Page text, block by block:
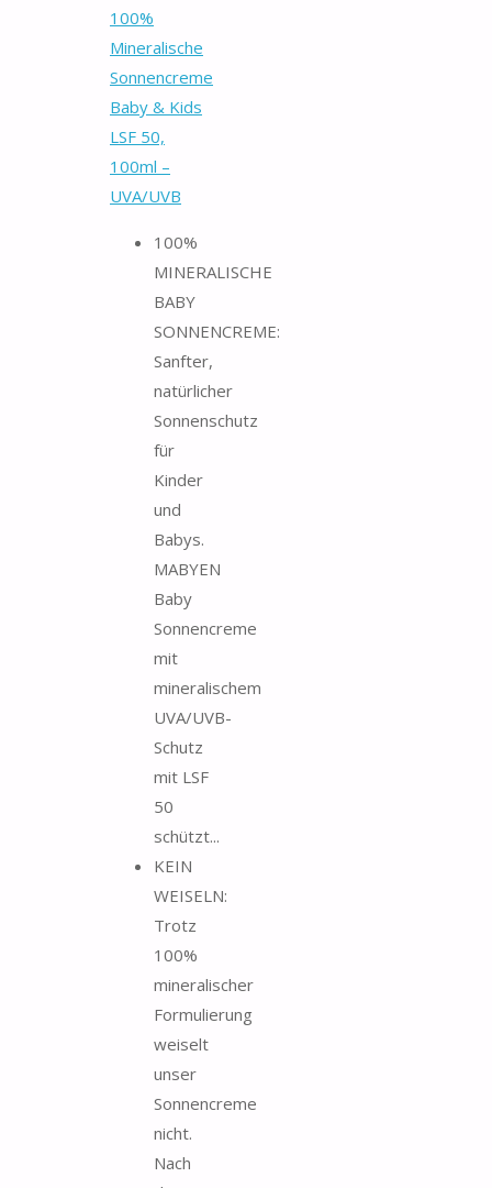
100%
Mineralische
Sonnencreme
Baby & Kids
LSF 50,
100ml –
UVA/UVB
100%
MINERALISCHE
BABY
SONNENCREME:
Sanfter,
natürlicher
Sonnenschutz
für
Kinder
und
Babys.
MABYEN
Baby
Sonnencreme
mit
mineralischem
UVA/UVB-
Schutz
mit LSF
50
schützt...
KEIN
WEISELN:
Trotz
100%
mineralischer
Formulierung
weiselt
unser
Sonnencreme
nicht.
Nach